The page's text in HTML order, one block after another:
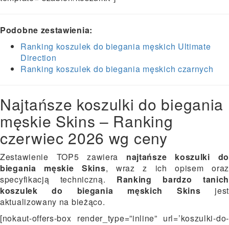
Podobne zestawienia:
Ranking koszulek do biegania męskich Ultimate
Direction
Ranking koszulek do biegania męskich czarnych
Najtańsze koszulki do biegania
męskie Skins – Ranking
czerwiec 2026 wg ceny
Zestawienie TOP5 zawiera najtańsze koszulki do
biegania męskie Skins, wraz z ich opisem oraz
specyfikacją techniczną. Ranking bardzo tanich
koszulek do biegania męskich Skins jest
aktualizowany na bieżąco.
[nokaut-offers-box render_type=”inline” url=’koszulki-do-